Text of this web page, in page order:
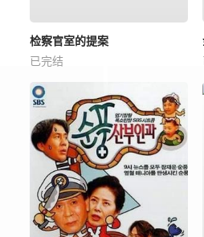
检察官室的提案
已完结